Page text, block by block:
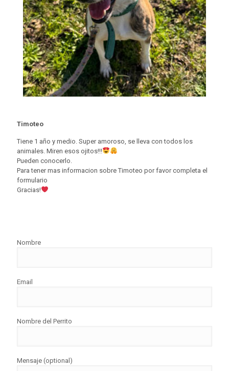
Timoteo
Tiene 1 año y medio. Super amoroso, se lleva con todos los
animales. Miren esos ojitos!!!
Pueden conocerlo.
Para tener mas informacion sobre Timoteo por favor completa el
formulario
Gracias!
Nombre
Email
Nombre del Perrito
Mensaje (optional)